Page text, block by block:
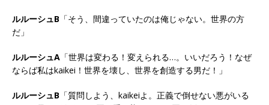
ルルーシュB 「そう、間違っていたのは俺じゃない。世界の方
だ」
ルルーシュA 「世界は変わる！変えられる…。いいだろう！なぜ
ならば私はkaikei！世界を壊し、世界を創造する男だ！」
ルルーシュB 「質問しよう、kaikeiよ。正義で倒せない悪がいる